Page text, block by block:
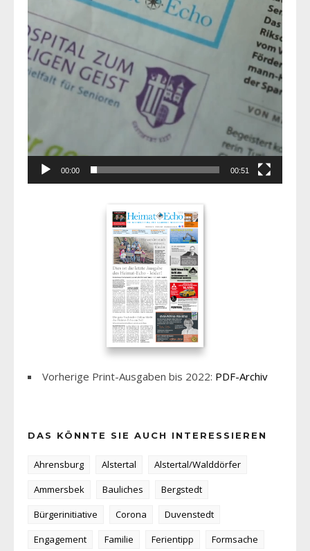
00:00 00:51
Vorherige Print-Ausgaben bis 2022: PDF-Archiv
DAS KÖNNTE SIE AUCH INTERESSIEREN
Ahrensburg Alstertal
Alstertal/Walddörfer
Ammersbek
Bauliches
Bergstedt
Bürgerinitiative
Corona
Duvenstedt
Engagement
Familie Ferientipp
Formsache